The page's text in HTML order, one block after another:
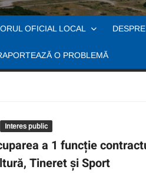
OFICIAL LOCAL
O PROBLEMĂ
Interes public
a 1 funcție
Tineret și Sport